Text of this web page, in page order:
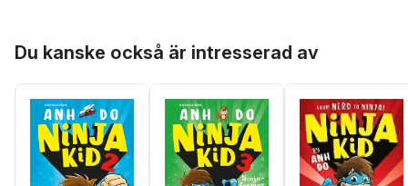
Du kanske också är intresserad av